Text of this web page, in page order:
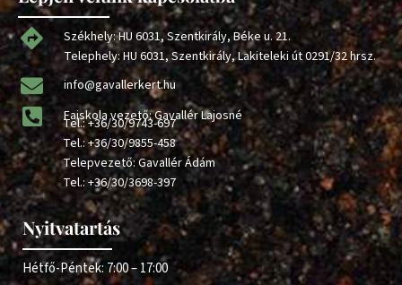
Székhely: HU 6031, Szentkirály, Béke u. 21.
Telephely: HU 6031, Szentkirály, Lakiteleki út 0291/32 hrsz.
info@gavallerkert.hu
Faiskola vezető: Gavallér Lajosné
Tel.:+36/30/9743-697
Tel.:+36/30/9855-458
Telepvezető: Gavallér Ádám
Tel.:+36/30/3698-397
Nyitvatartás
Hétfő-Péntek: 7:00 – 17:00